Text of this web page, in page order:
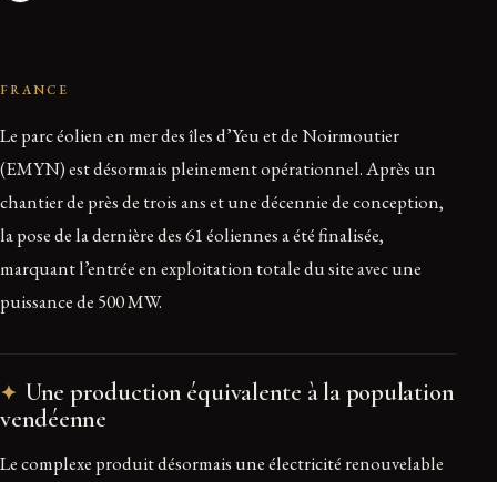
FRANCE
Le parc éolien en mer des îles d’Yeu et de Noirmoutier
(EMYN) est désormais pleinement opérationnel. Après un
chantier de près de trois ans et une décennie de conception,
la pose de la dernière des 61 éoliennes a été finalisée,
marquant l’entrée en exploitation totale du site avec une
puissance de 500 MW.
Une production équivalente à la population
vendéenne
Le complexe produit désormais une électricité renouvelable